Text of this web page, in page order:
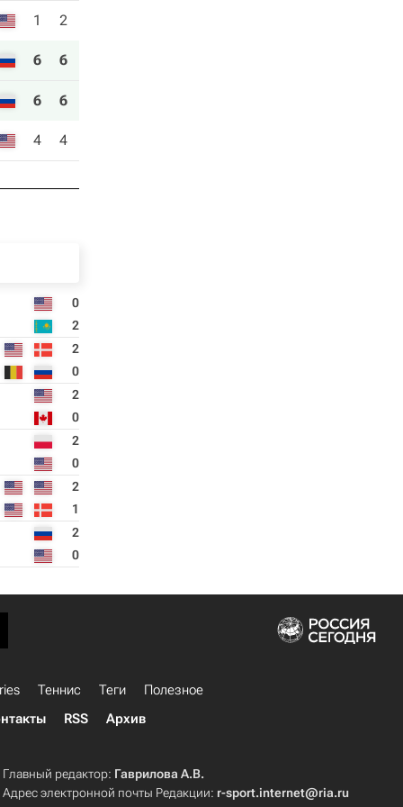
1 2
6 6
6 6
4 4
0
2
2
0
2
0
2
0
2
1
2
0
Теннис Теги
Полезное
RSS Архив
Главный редактор: Гаврилова А.В.
Адрес электронной почты Редакции: r-sport.internet@ria.ru